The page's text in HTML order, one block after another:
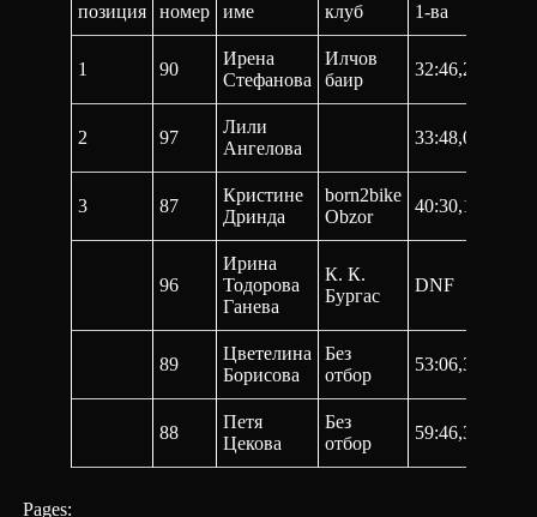
позиция номер име клуб 1-ва
1 90
Ирена
Стефанова
Илчов
баир
32:46,2
2 97
Лили
Ангелова
33:48,0
3 87
Кристине
Дринда
born2bike
Obzor
40:30,1
96
Ирина
Тодорова
Ганева
К. К.
Бургас
DNF
89
Цветелина
Борисова
Без
отбор
53:06,3
88
Петя
Цекова
Без
отбор
59:46,3
Pages: